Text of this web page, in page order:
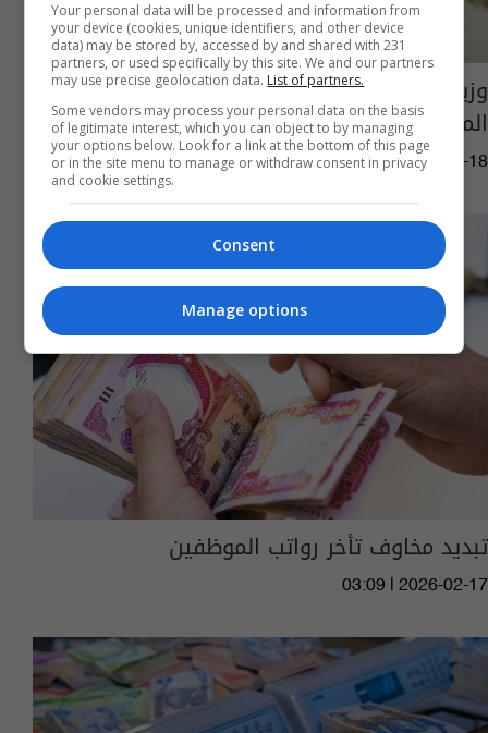
وزيرة المالية: مستمرون بتنفيذ حزمة الإصلاحات
المالية لتعزيز الاستقرار الاقتصادي
12:23 | 2026-02-18
تبديد مخاوف تأخر رواتب الموظفين
03:09 | 2026-02-17
Your personal data will be processed and information from
your device (cookies, unique identifiers, and other device
data) may be stored by, accessed by and shared with 231
partners, or used specifically by this site. We and our partners
may use precise geolocation data. List of partners.
Some vendors may process your personal data on the basis
of legitimate interest, which you can object to by managing
your options below. Look for a link at the bottom of this page
or in the site menu to manage or withdraw consent in privacy
and cookie settings.
Consent
Manage options